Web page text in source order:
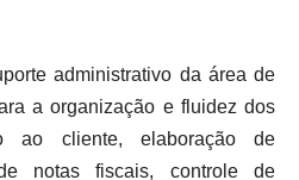
administrativo da área de
a organização e fluidez dos
ao cliente, elaboração de
notas fiscais, controle de